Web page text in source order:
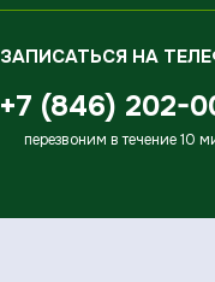
ЗАПИСАТЬСЯ НА
+7 (846) 202-
перезвоним в течение 10